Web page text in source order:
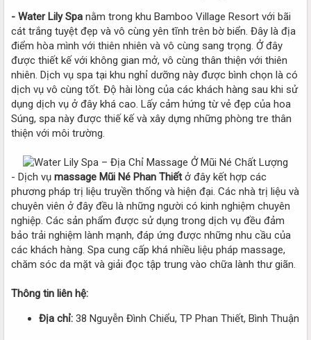
- Water Lily Spa nằm trong khu Bamboo Village Resort với bãi
cát trắng tuyệt đẹp và vô cùng yên tĩnh trên bờ biển. Đây là địa
điểm hòa mình với thiên nhiên và vô cùng sang trọng. Ở đây
được thiết kế với không gian mở, vô cùng thân thiện với thiên
nhiên. Dịch vụ spa tại khu nghỉ dưỡng này được bình chọn là có
dịch vụ vô cùng tốt. Độ hài lòng của các khách hàng sau khi sử
dụng dịch vụ ở đây khá cao. Lấy cảm hứng từ vẻ đẹp của hoa
Súng, spa này được thiế kế và xây dựng những phòng tre thân
thiện với môi trường.
- Dịch vụ massage Mũi Né Phan Thiếtở đây kết hợp các
phương pháp trị liệu truyền thống và hiện đại. Các nhà trị liệu và
chuyên viên ở đây đều là những người có kinh nghiệm chuyên
nghiệp. Các sản phẩm được sử dụng trong dịch vụ đều đảm
bảo trải nghiệm lành mạnh, đáp ứng được những nhu cầu của
các khách hàng. Spa cung cấp khá nhiều liệu pháp massage,
chăm sóc da mặt và giải đọc tập trung vào chữa lành thư giãn.
Thông tin liên hệ:
Địa chỉ: 38 Nguyễn Đình Chiểu, TP Phan Thiết, Bình Thuận